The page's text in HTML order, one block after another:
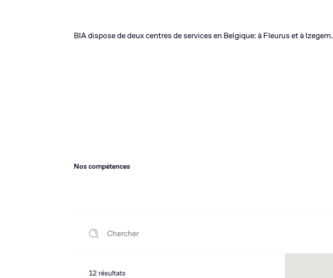
BIA dispose de deux centres de services en Belgique: à Fleurus et à Izegem.
Nos compétences
12 résultats